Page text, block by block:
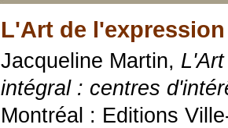
L'Art de
Jacqueline Martin,
intégral : centres
Montréal : Editions